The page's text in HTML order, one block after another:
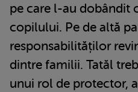
pe care l-au dobândit
copilului. Pe de altă
responsabilităților
dintre familii. Tatăl
unui rol de protector,